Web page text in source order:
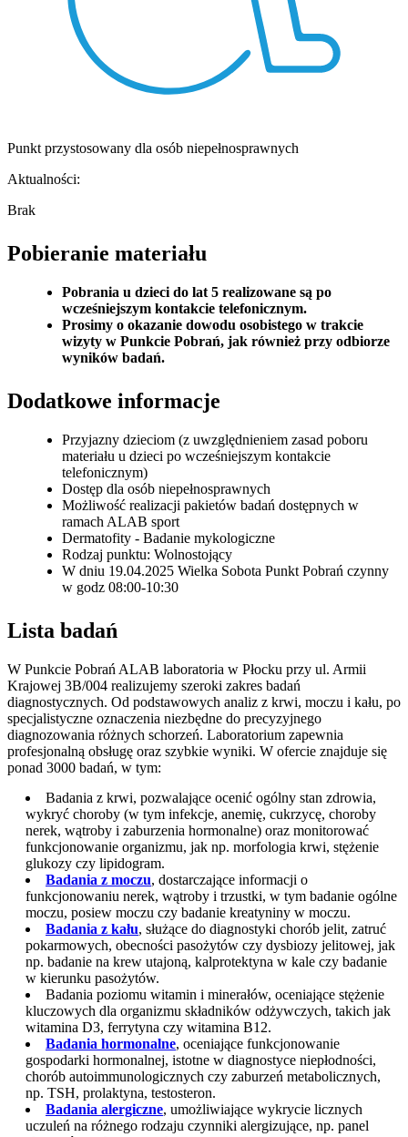
Punkt przystosowany dla osób niepełnosprawnych
Aktualności:
Brak
Pobieranie materiału
Pobrania u dzieci do lat 5 realizowane są po
wcześniejszym kontakcie telefonicznym.
Prosimy o okazanie dowodu osobistego w trakcie
wizyty w Punkcie Pobrań, jak również przy odbiorze
wyników badań.
Dodatkowe informacje
Przyjazny dzieciom (z uwzględnieniem zasad poboru
materiału u dzieci po wcześniejszym kontakcie
telefonicznym)
Dostęp dla osób niepełnosprawnych
Możliwość realizacji pakietów badań dostępnych w
ramach ALAB sport
Dermatofity - Badanie mykologiczne
Rodzaj punktu: Wolnostojący
W dniu 19.04.2025 Wielka Sobota Punkt Pobrań czynny
w godz 08:00-10:30
Lista badań
W Punkcie Pobrań ALAB laboratoria w Płocku przy ul. Armii
Krajowej 3B/004 realizujemy szeroki zakres badań
diagnostycznych. Od podstawowych analiz z krwi, moczu i kału, po
specjalistyczne oznaczenia niezbędne do precyzyjnego
diagnozowania różnych schorzeń. Laboratorium zapewnia
profesjonalną obsługę oraz szybkie wyniki. W ofercie znajduje się
ponad 3000 badań, w tym:
Badania z krwi, pozwalające ocenić ogólny stan zdrowia,
wykryć choroby (w tym infekcje, anemię, cukrzycę, choroby
nerek, wątroby i zaburzenia hormonalne) oraz monitorować
funkcjonowanie organizmu, jak np. morfologia krwi, stężenie
glukozy czy lipidogram.
Badania z moczu, dostarczające informacji o
funkcjonowaniu nerek, wątroby i trzustki, w tym badanie ogólne
moczu, posiew moczu czy badanie kreatyniny w moczu.
Badania z kału, służące do diagnostyki chorób jelit, zatruć
pokarmowych, obecności pasożytów czy dysbiozy jelitowej, jak
np. badanie na krew utajoną, kalprotektyna w kale czy badanie
w kierunku pasożytów.
Badania poziomu witamin i minerałów, oceniające stężenie
kluczowych dla organizmu składników odżywczych, takich jak
witamina D3, ferrytyna czy witamina B12.
Badania hormonalne, oceniające funkcjonowanie
gospodarki hormonalnej, istotne w diagnostyce niepłodności,
chorób autoimmunologicznych czy zaburzeń metabolicznych,
np. TSH, prolaktyna, testosteron.
Badania alergiczne, umożliwiające wykrycie licznych
uczuleń na różnego rodzaju czynniki alergizujące, np. panel